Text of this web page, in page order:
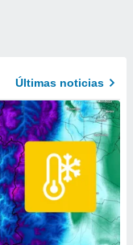
Últimas noticias